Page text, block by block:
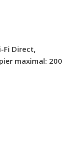
Fi Direct,
maximal: 200